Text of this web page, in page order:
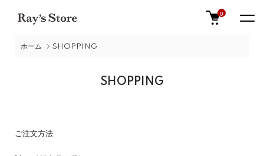
0
ホーム SHOPPING
SHOPPING
ご注文方法